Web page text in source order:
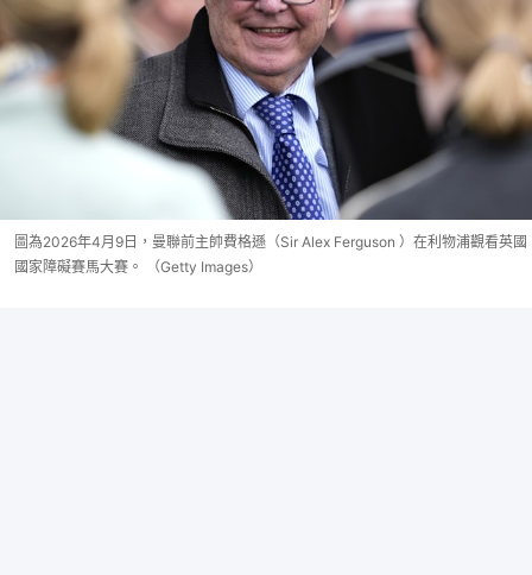
圖為2026年4月9日，曼聯前主帥費格遜（Sir Alex Ferguson ）在利物浦觀看英國
國家障礙賽馬大賽。 （Getty Images）